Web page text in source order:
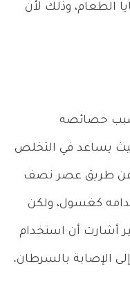
الطعام، وذلك لأن
خصائصه
يساعد في التخلص
عن طريق عصر نصف
كغسول، ولكن
أشارت أن استخدام
الإصابة بالسرطان.